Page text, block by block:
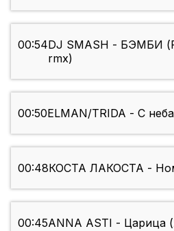
00:54DJ SMASH - БЭМБИ
rmx)
00:50ELMAN/TRIDA - С
00:48КОСТА ЛАКОСТА -
00:45ANNA ASTI - Царица